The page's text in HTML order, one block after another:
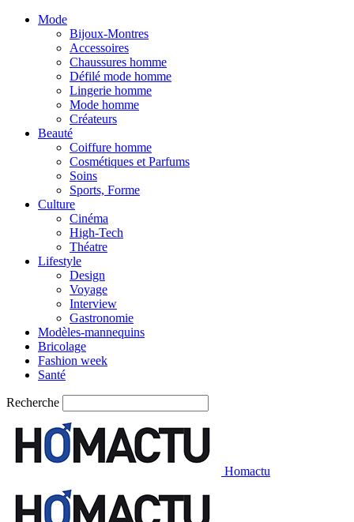
Mode
Bijoux-Montres
Accessoires
Chaussures homme
Défilé mode homme
Lingerie homme
Mode homme
Créateurs
Beauté
Coiffure homme
Cosmétiques et Parfums
Soins
Sports, Forme
Culture
Cinéma
High-Tech
Théatre
Lifestyle
Design
Voyage
Interview
Gastronomie
Modèles-mannequins
Bricolage
Fashion week
Santé
Recherche
Homactu